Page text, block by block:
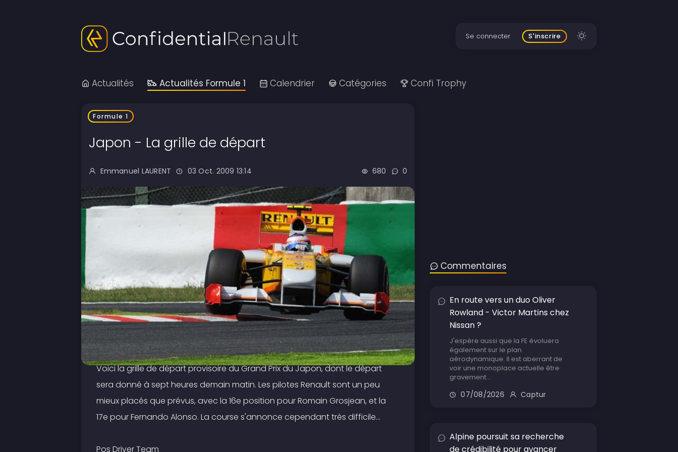
Se connecter S'inscrire
Actualités Actualités Formule 1 Calendrier Catégories Confi Trophy
Formule 1
Japon - La grille de départ
Emmanuel LAURENT 03 Oct. 2009 13:14 680 0
Voici la grille de départ provisoire du Grand Prix du Japon, dont le départ
sera donné à sept heures demain matin. Les pilotes Renault sont un peu
mieux placés que prévus, avec la 16e position pour Romain Grosjean, et la
17e pour Fernando Alonso. La course s'annonce cependant très difficile...
Pos Driver Team
Commentaires
En route vers un duo Oliver
Rowland - Victor Martins chez
Nissan ?
J'espère aussi que la FE évoluera
également sur le plan
aérodynamique. Il est aberrant de
voir une monoplace actuelle être
gravement...
07/08/2026 Captur
Alpine poursuit sa recherche
de crédibilité pour avancer